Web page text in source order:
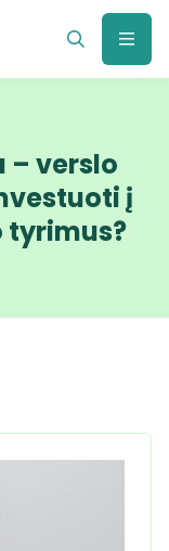
– verslo
į